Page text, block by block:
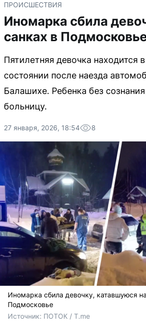
ПРОИСШЕСТВИЯ
Иномарка сбила
санках в
Пятилетняя девочка находится
состоянии после наезда
Балашихе. Ребенка без
больницу.
27 января, 2026, 18:54 8
Иномарка сбила девочку, катавшуюся
Подмосковье
Источник: ПОТОК / T.me